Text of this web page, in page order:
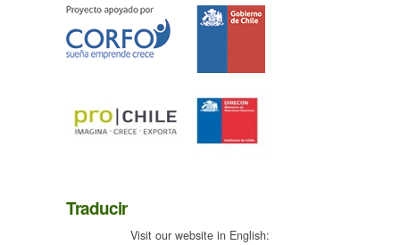
Traducir
Visit our website in English: